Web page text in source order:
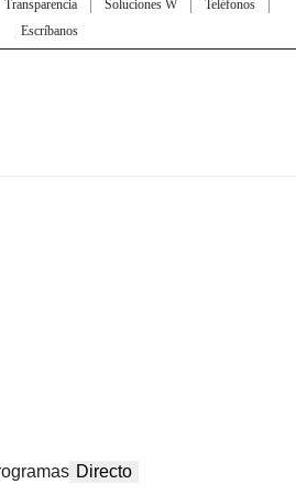
Transparencia Soluciones W
Teléfonos
Escríbanos
Directo